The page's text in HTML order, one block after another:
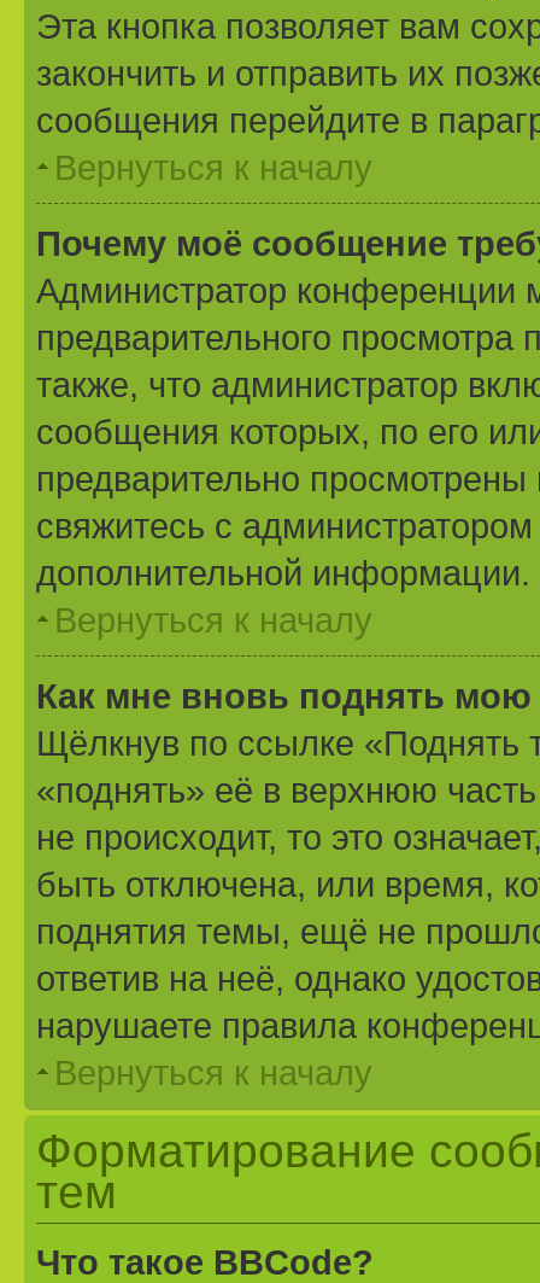
Эта кнопка позволяет вам
закончить и отправить их
сообщения перейдите в
Вернуться к началу
Почему моё сообщение
Администратор конференции
предварительного
также, что администратор
сообщения которых, по его
предварительно
свяжитесь с
дополнительной информации.
Вернуться к началу
Как мне вновь поднять мою
Щёлкнув по ссылке «Поднять
«поднять» её в верхнюю
не происходит, то это
быть отключена, или время,
поднятия темы, ещё не
ответив на неё, однако
нарушаете правила
Вернуться к началу
Форматирование
тем
Что такое BBCode?